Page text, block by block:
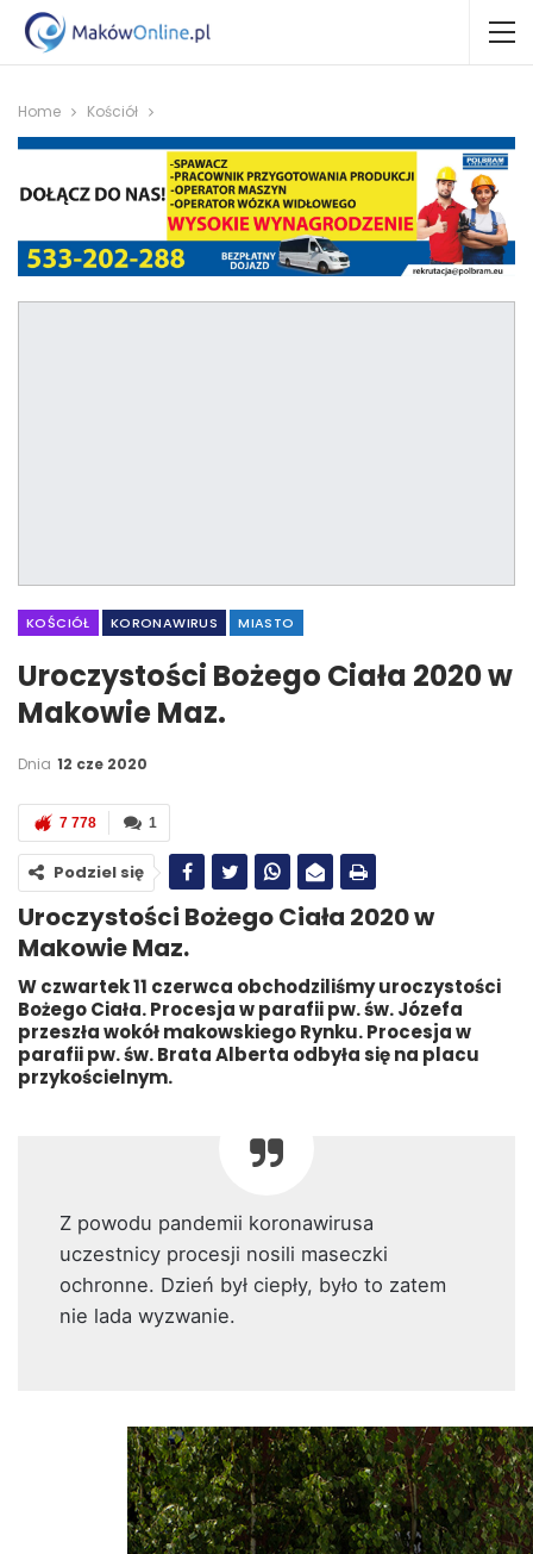
Home Kościół
KOŚCIÓŁ KORONAWIRUS MIASTO
Uroczystości Bożego Ciała 2020 w
Makowie Maz.
Dnia 12 cze 2020
1
7 778
Podziel się
Uroczystości Bożego Ciała 2020 w
Makowie Maz.
W czwartek 11 czerwca obchodziliśmy uroczystości
Bożego Ciała. Procesja w parafii pw. św. Józefa
przeszła wokół makowskiego Rynku. Procesja w
parafii pw. św. Brata Alberta odbyła się na placu
przykościelnym.
Z powodu pandemii koronawirusa
uczestnicy procesji nosili maseczki
ochronne. Dzień był ciepły, było to zatem
nie lada wyzwanie.